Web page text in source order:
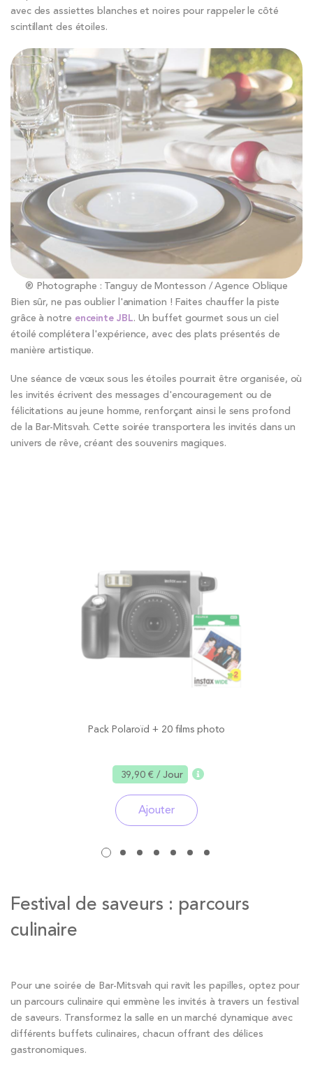
avec des assiettes blanches et noires pour rappeler le côté
scintillant des étoiles.
® Photographe : Tanguy de Montesson / Agence Oblique
Bien sûr, ne pas oublier l'animation ! Faites chauffer la piste
grâce à notre enceinte JBL. Un buffet gourmet sous un ciel
étoilé complétera l'expérience, avec des plats présentés de
manière artistique.
Une séance de vœux sous les étoiles pourrait être organisée, où
les invités écrivent des messages d'encouragement ou de
félicitations au jeune homme, renforçant ainsi le sens profond
de la Bar-Mitsvah. Cette soirée transportera les invités dans un
univers de rêve, créant des souvenirs magiques.
Pack Polaroïd + 20 films photo
39,90 €/ Jour
Ajouter
Festival de saveurs : parcours
culinaire
Pour une soirée de Bar-Mitsvah qui ravit les papilles, optez pour
un parcours culinaire qui emmène les invités à travers un festival
de saveurs. Transformez la salle en un marché dynamique avec
différents buffets culinaires, chacun offrant des délices
gastronomiques.